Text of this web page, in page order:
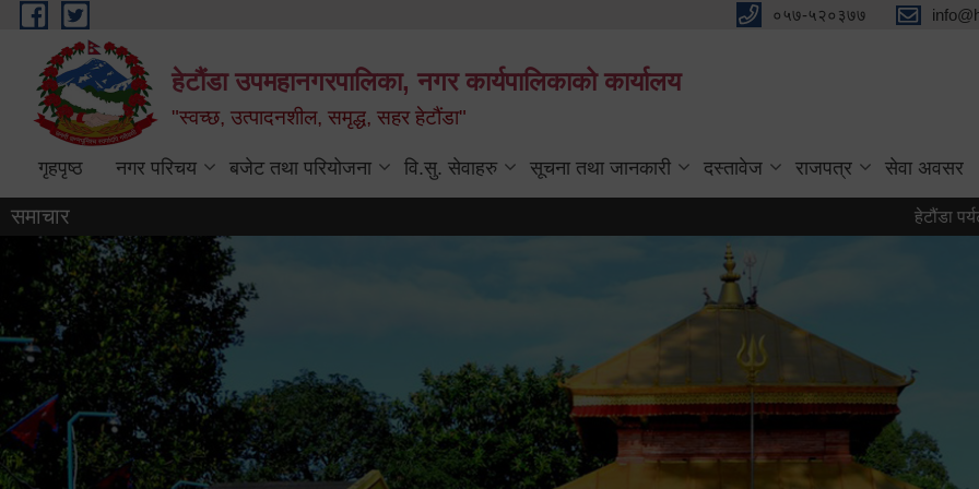
Skip to main content ०५७-५२०३७७
हेटौंडा उपमहानगरपालिका, नगर कार्यपालिकाको कार्यालय
"स्वच्छ, उत्पादनशील, समृद्ध, सहर हेटौंडा"
गृहपृष्ठ नगर परिचय बजेट तथा परियोजना वि.सु. सेवाहरु सूचना तथा जानकारी दस्तावेज राजपत्र सेवा अवसर
समाचार हेटौंडा पर्यटन वर्ष